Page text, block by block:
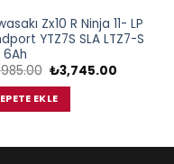
Zx10 R Ninja 11- LP
YTZ7S SLA LTZ7-S
6Ah
Orijinal
fiyat:
₺3,985.00.
₺3,745.00Şu
EKLE